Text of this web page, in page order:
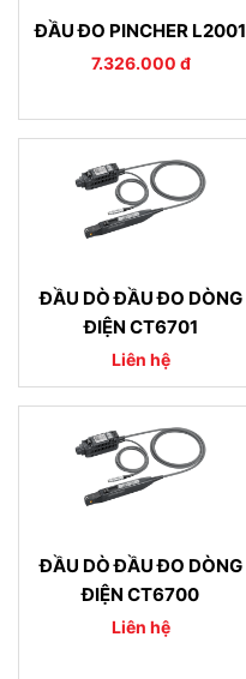
ĐẦU ĐO PINCHER L2001
7.326.000 đ
ĐẦU DÒ ĐẦU ĐO DÒNG
ĐIỆN CT6701
Liên hệ
ĐẦU DÒ ĐẦU ĐO DÒNG
ĐIỆN CT6700
Liên hệ